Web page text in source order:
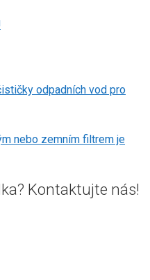
odpadních vod pro
nebo zemním filtrem je
Kontaktujte nás!